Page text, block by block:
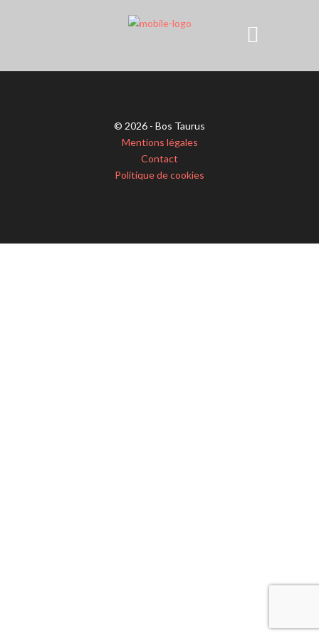
© 2026 - Bos Taurus
Mentions légales
Contact
Politique de cookies